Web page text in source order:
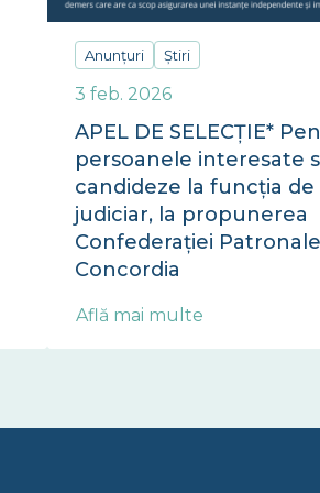
Anunțuri Știri
3 feb. 2026
APEL DE SELECȚIE*
persoanele interesate
candideze la funcția de
judiciar, la propunerea
Confederației Patronale
Concordia
Află mai multe